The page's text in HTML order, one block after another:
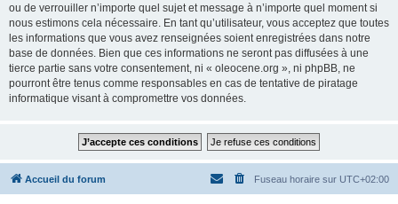
ou de verrouiller n’importe quel sujet et message à n’importe quel moment si
nous estimons cela nécessaire. En tant qu’utilisateur, vous acceptez que toutes
les informations que vous avez renseignées soient enregistrées dans notre
base de données. Bien que ces informations ne seront pas diffusées à une
tierce partie sans votre consentement, ni « oleocene.org », ni phpBB, ne
pourront être tenus comme responsables en cas de tentative de piratage
informatique visant à compromettre vos données.
Accueil du forum Fuseau horaire sur UTC+02:00